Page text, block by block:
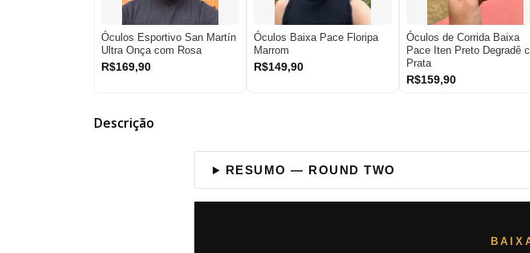
Óculos Esportivo San Martín
Ultra Onça com Rosa
R$169,90
Óculos Baixa Pace Floripa
Marrom
R$149,90
Óculos de Corrida Baixa
Pace Iten Preto Degradê
Prata
R$159,90
Descrição
RESUMO — ROUND TWO